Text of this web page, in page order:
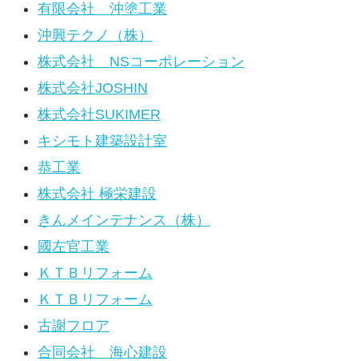
有限会社 沖塗工業
沖興テクノ（株）
株式会社 NSコーポレーション
株式会社JOSHIN
株式会社SUKIMER
キシモト建築設計室
恭工業
株式会社 極栄建設
きんメインテナンス（株）
國左官工業
ＫＴＢリフォーム
ＫＴＢリフォーム
古謝フロア
合同会社 海心建設